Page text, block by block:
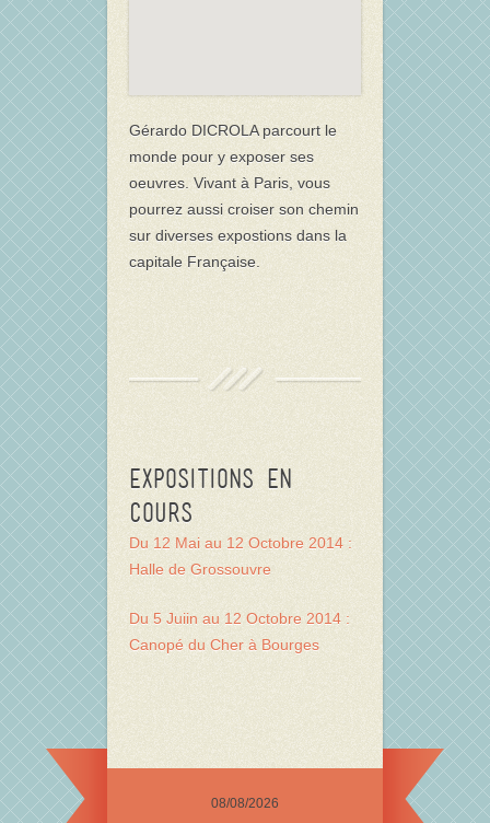
Gérardo DICROLA parcourt le
monde pour y exposer ses
oeuvres. Vivant à Paris, vous
pourrez aussi croiser son chemin
sur diverses expostions dans la
capitale Française.
Expositions en
cours
Du 12 Mai au 12 Octobre 2014 :
Halle de Grossouvre
Du 5 Juiin au 12 Octobre 2014 :
Canopé du Cher à Bourges
08/08/2026